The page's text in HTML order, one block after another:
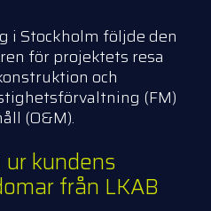
i Stockholm följde den
för projektets resa
och
(FM)
(O&M).
kundens
från LKAB